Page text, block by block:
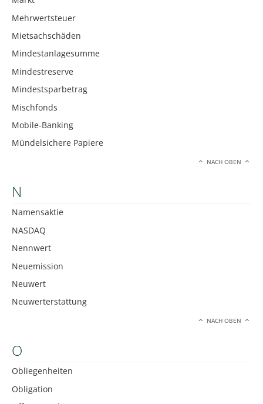
Mehrwertsteuer
Mietsachschäden
Mindestanlagesumme
Mindestreserve
Mindestsparbetrag
Mischfonds
Mobile-Banking
Mündelsichere Papiere
NACH OBEN
N
Namensaktie
NASDAQ
Nennwert
Neuemission
Neuwert
Neuwerterstattung
NACH OBEN
O
Obliegenheiten
Obligation